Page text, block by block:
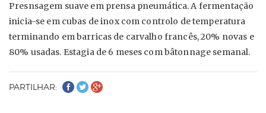
Presnsagem suave em prensa pneumática. A fermentação
inicia-se em cubas de inox com controlo de temperatura
terminando em barricas de carvalho francês, 20% novas e
80% usadas. Estagia de 6 meses com bâtonnage semanal.
PARTILHAR: